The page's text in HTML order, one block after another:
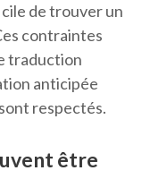
de trouver un
contraintes
traduction
anticipée
respectés.
être